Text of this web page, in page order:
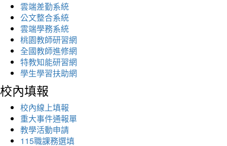
雲端差勤系統
公文整合系統
雲端學務系統
桃園教師研習網
全國教師進修網
特教知能研習網
學生學習扶助網
校內填報
校內線上填報
重大事件通報單
教學活動申請
115職課務選填